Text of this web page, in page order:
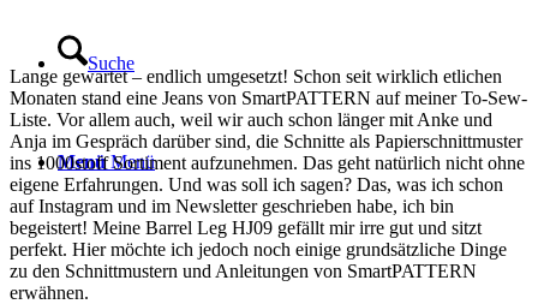
Suche
Menü Menü
Lange gewartet – endlich umgesetzt! Schon seit wirklich etlichen
Monaten stand eine Jeans von SmartPATTERN auf meiner To-Sew-
Liste. Vor allem auch, weil wir auch schon länger mit Anke und
Anja im Gespräch darüber sind, die Schnitte als Papierschnittmuster
ins 1000stoff Sortiment aufzunehmen. Das geht natürlich nicht ohne
eigene Erfahrungen. Und was soll ich sagen? Das, was ich schon
auf Instagram und im Newsletter geschrieben habe, ich bin
begeistert! Meine Barrel Leg HJ09 gefällt mir irre gut und sitzt
perfekt. Hier möchte ich jedoch noch einige grundsätzliche Dinge
zu den Schnittmustern und Anleitungen von SmartPATTERN
erwähnen.